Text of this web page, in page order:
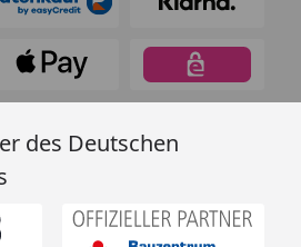
des Deutschen